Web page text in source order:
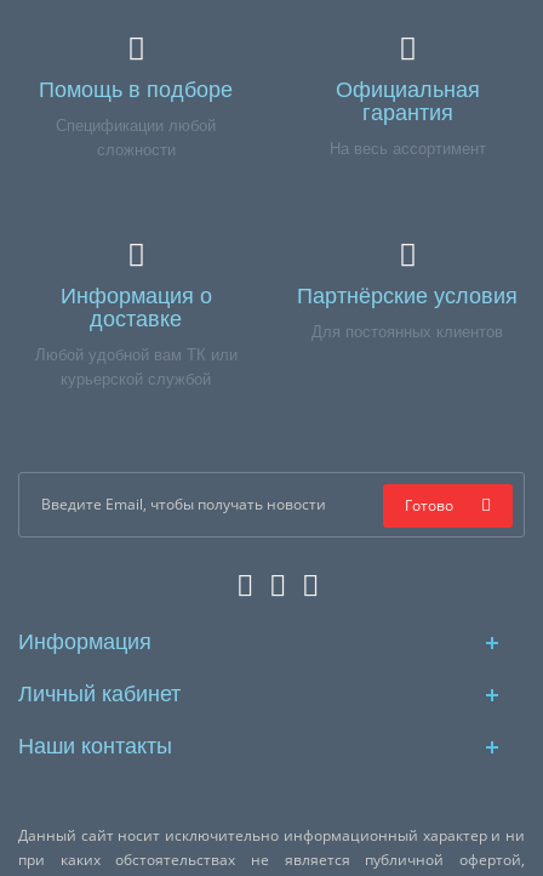
Помощь в подборе
Спецификации любой
сложности
Официальная
гарантия
На весь ассортимент
Информация о
доставке
Любой удобной вам ТК или
курьерской службой
Партнёрские условия
Для постоянных клиентов
Готово
Информация
Личный кабинет
Наши контакты
Данный сайт носит исключительно информационный характер и ни
при каких обстоятельствах не является публичной офертой,